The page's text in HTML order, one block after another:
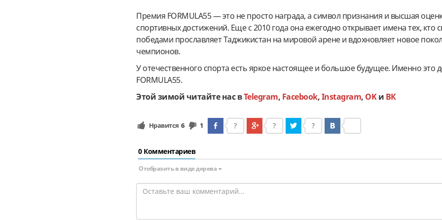
Премия FORMULA55 — это не просто награда, а символ признания и высшая
спортивных достижений. Еще с 2010 года она ежегодно открывает имена тех, кто
победами прославляет Таджикистан на мировой арене и вдохновляет новое
чемпионов.
У отечественного спорта есть яркое настоящее и большое будущее. Именно это
FORMULA55.
Этой зимой читайте нас вTelegram, Facebook,Instagram, OKи ВК
Нравится 6 1 ? ? ?
0 Комментариев
Отобразить в виде дерева